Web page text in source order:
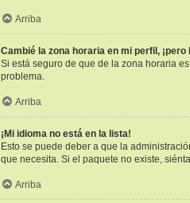
Arriba
Cambié la zona horaria en mi perfil,
Si está seguro de que de la zona horaria
problema.
Arriba
¡Mi idioma no está en la lista!
Esto se puede deber a que la
que necesita. Si el paquete no existe,
Arriba